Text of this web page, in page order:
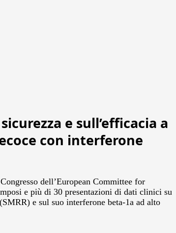
e sull’efficacia a
con interferone
dell’European Committee for
e più di 30 presentazioni di dati clinici su
e sul suo interferone beta-1a ad alto